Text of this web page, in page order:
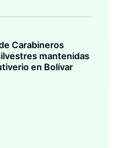
Carabineros
mantenidas
en Bolívar